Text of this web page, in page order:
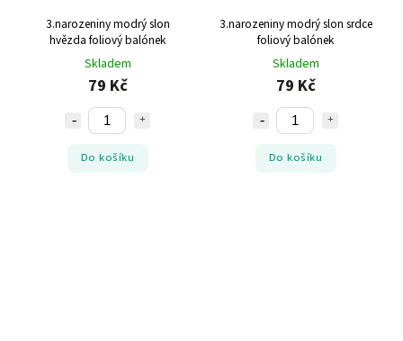
3.narozeniny modrý slon
hvězda foliový balónek
Skladem
79 Kč
Do košíku
3.narozeniny modrý slon srdce
foliový balónek
Skladem
79 Kč
Do košíku